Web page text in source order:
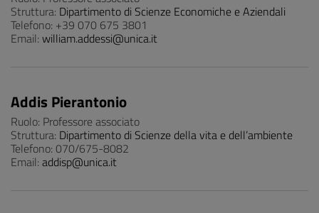
Struttura: Dipartimento di Scienze Economiche e Aziendali
Telefono: +39 070 675 3801
Email: william.addessi@unica.it
Addis Pierantonio
Ruolo: Professore associato
Struttura: Dipartimento di Scienze della vita e dell’ambiente
Telefono: 070/675-8082
Email: addisp@unica.it